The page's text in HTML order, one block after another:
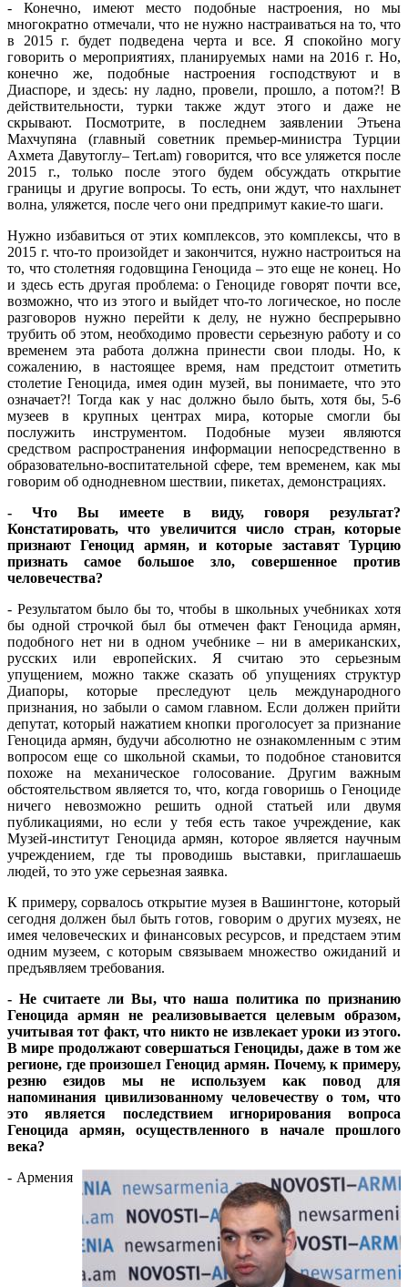
- Конечно, имеют место подобные настроения, но мы
многократно отмечали, что не нужно настраиваться на то, что
в 2015 г. будет подведена черта и все. Я спокойно могу
говорить о мероприятиях, планируемых нами на 2016 г. Но,
конечно же, подобные настроения господствуют и в
Диаспоре, и здесь: ну ладно, провели, прошло, а потом?! В
действительности, турки также ждут этого и даже не
скрывают. Посмотрите, в последнем заявлении Этьена
Махчупяна (главный советник премьер-министра Турции
Ахмета Давутоглу– Tert.am) говорится, что все уляжется после
2015 г., только после этого будем обсуждать открытие
границы и другие вопросы. То есть, они ждут, что нахлынет
волна, уляжется, после чего они предпримут какие-то шаги.
Нужно избавиться от этих комплексов, это комплексы, что в
2015 г. что-то произойдет и закончится, нужно настроиться на
то, что столетняя годовщина Геноцида – это еще не конец. Но
и здесь есть другая проблема: о Геноциде говорят почти все,
возможно, что из этого и выйдет что-то логическое, но после
разговоров нужно перейти к делу, не нужно беспрерывно
трубить об этом, необходимо провести серьезную работу и со
временем эта работа должна принести свои плоды. Но, к
сожалению, в настоящее время, нам предстоит отметить
столетие Геноцида, имея один музей, вы понимаете, что это
означает?! Тогда как у нас должно было быть, хотя бы, 5-6
музеев в крупных центрах мира, которые смогли бы
послужить инструментом. Подобные музеи являются
средством распространения информации непосредственно в
образовательно-воспитательной сфере, тем временем, как мы
говорим об однодневном шествии, пикетах, демонстрациях.
- Что Вы имеете в виду, говоря результат?
Констатировать, что увеличится число стран, которые
признают Геноцид армян, и которые заставят Турцию
признать самое большое зло, совершенное против
человечества?
- Результатом было бы то, чтобы в школьных учебниках хотя
бы одной строчкой был бы отмечен факт Геноцида армян,
подобного нет ни в одном учебнике – ни в американских,
русских или европейских. Я считаю это серьезным
упущением, можно также сказать об упущениях структур
Диапоры, которые преследуют цель международного
признания, но забыли о самом главном. Если должен прийти
депутат, который нажатием кнопки проголосует за признание
Геноцида армян, будучи абсолютно не ознакомленным с этим
вопросом еще со школьной скамьи, то подобное становится
похоже на механическое голосование. Другим важным
обстоятельством является то, что, когда говоришь о Геноциде
ничего невозможно решить одной статьей или двумя
публикациями, но если у тебя есть такое учреждение, как
Музей-институт Геноцида армян, которое является научным
учреждением, где ты проводишь выставки, приглашаешь
людей, то это уже серьезная заявка.
К примеру, сорвалось открытие музея в Вашингтоне, который
сегодня должен был быть готов, говорим о других музеях, не
имея человеческих и финансовых ресурсов, и предстаем этим
одним музеем, с которым связываем множество ожиданий и
предъявляем требования.
- Не считаете ли Вы, что наша политика по признанию
Геноцида армян не реализовывается целевым образом,
учитывая тот факт, что никто не извлекает уроки из этого.
В мире продолжают совершаться Геноциды, даже в том же
регионе, где произошел Геноцид армян. Почему, к примеру,
резню езидов мы не используем как повод для
напоминания цивилизованному человечеству о том, что
это является последствием игнорирования вопроса
Геноцида армян, осуществленного в начале прошлого
века?
- Армения